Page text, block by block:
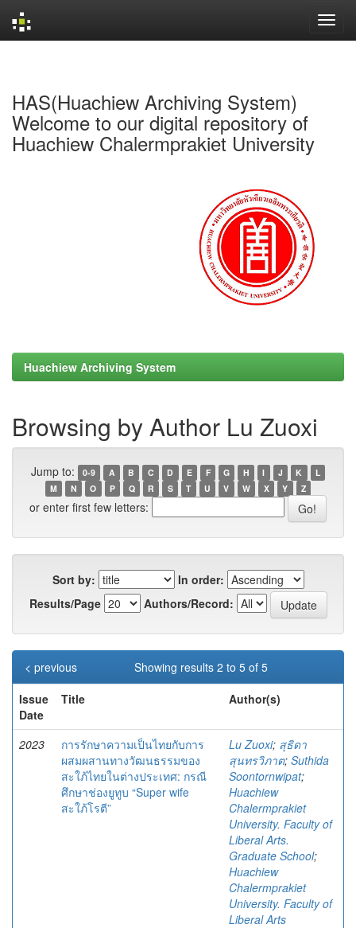
HAS(Huachiew Archiving System)
Welcome to our digital repository of
Huachiew Chalermprakiet University
Huachiew Archiving System
Browsing by Author Lu Zuoxi
Jump to: 0-9 A B C D E F G H I J K
L
M
N O P Q R S T U V W X Y Z
or enter first few letters:
Sort by:
In order:
Results/Page
Authors/Record:
Showing results 2 to 5 of 5
< previous
Issue
Date
Title Author(s)
2023
การรักษาความเป็นไทยกับการ
ผสมผสานทางวัฒนธรรมของ
สะใภ้ไทยในต่างประเทศ: กรณี
ศึกษาช่องยูทูบ “Super wife
สะใภ้โรตี”
Lu Zuoxi; สุธิดา
สุนทรวิภาต; Suthida
Soontornwipat;
Huachiew
Chalermprakiet
University. Faculty of
Liberal Arts.
Graduate School;
Huachiew
Chalermprakiet
University. Faculty of
Liberal Arts